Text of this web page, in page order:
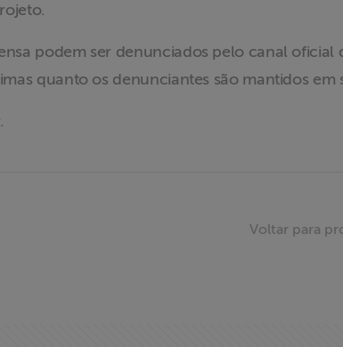
podem ser denunciados pelo canal oficial
quanto os denunciantes são mantidos em
.
Voltar para